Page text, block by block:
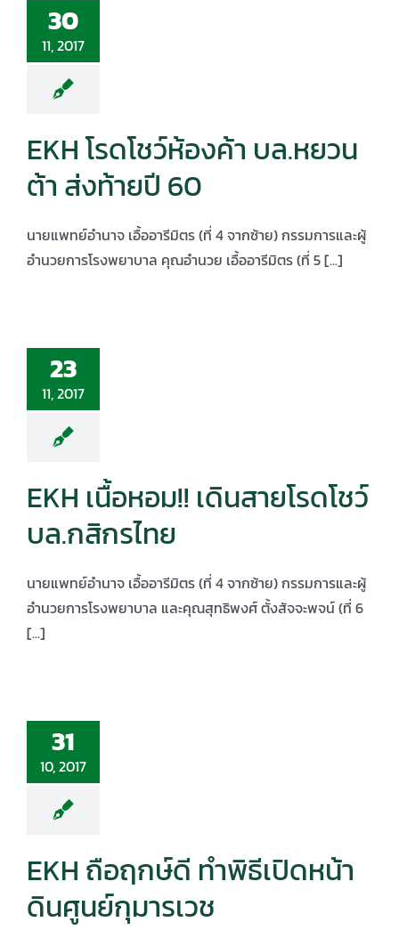
30
11, 2017
EKH โรดโชว์ห้องค้า บล.หยวน
ต้า ส่งท้ายปี 60
นายแพทย์อำนาจ เอื้ออารีมิตร (ที่ 4 จากซ้าย) กรรมการและผู้
อำนวยการโรงพยาบาล คุณอำนวย เอื้ออารีมิตร (ที่ 5 [...]
23
11, 2017
EKH เนื้อหอม!! เดินสายโรดโชว์
บล.กสิกรไทย
นายแพทย์อำนาจ เอื้ออารีมิตร (ที่ 4 จากซ้าย) กรรมการและผู้
อำนวยการโรงพยาบาล และคุณสุทธิพงศ์ ตั้งสัจจะพจน์ (ที่ 6
[...]
31
10, 2017
EKH ถือฤกษ์ดี ทำพิธีเปิดหน้า
ดินศูนย์กุมารเวช